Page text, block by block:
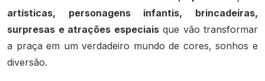
artísticas, personagens infantis, brincadeiras,
surpresas e atrações especiaisque vão transformar
a praça em um verdadeiro mundo de cores, sonhos e
diversão.